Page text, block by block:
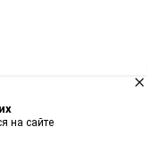
на сайте